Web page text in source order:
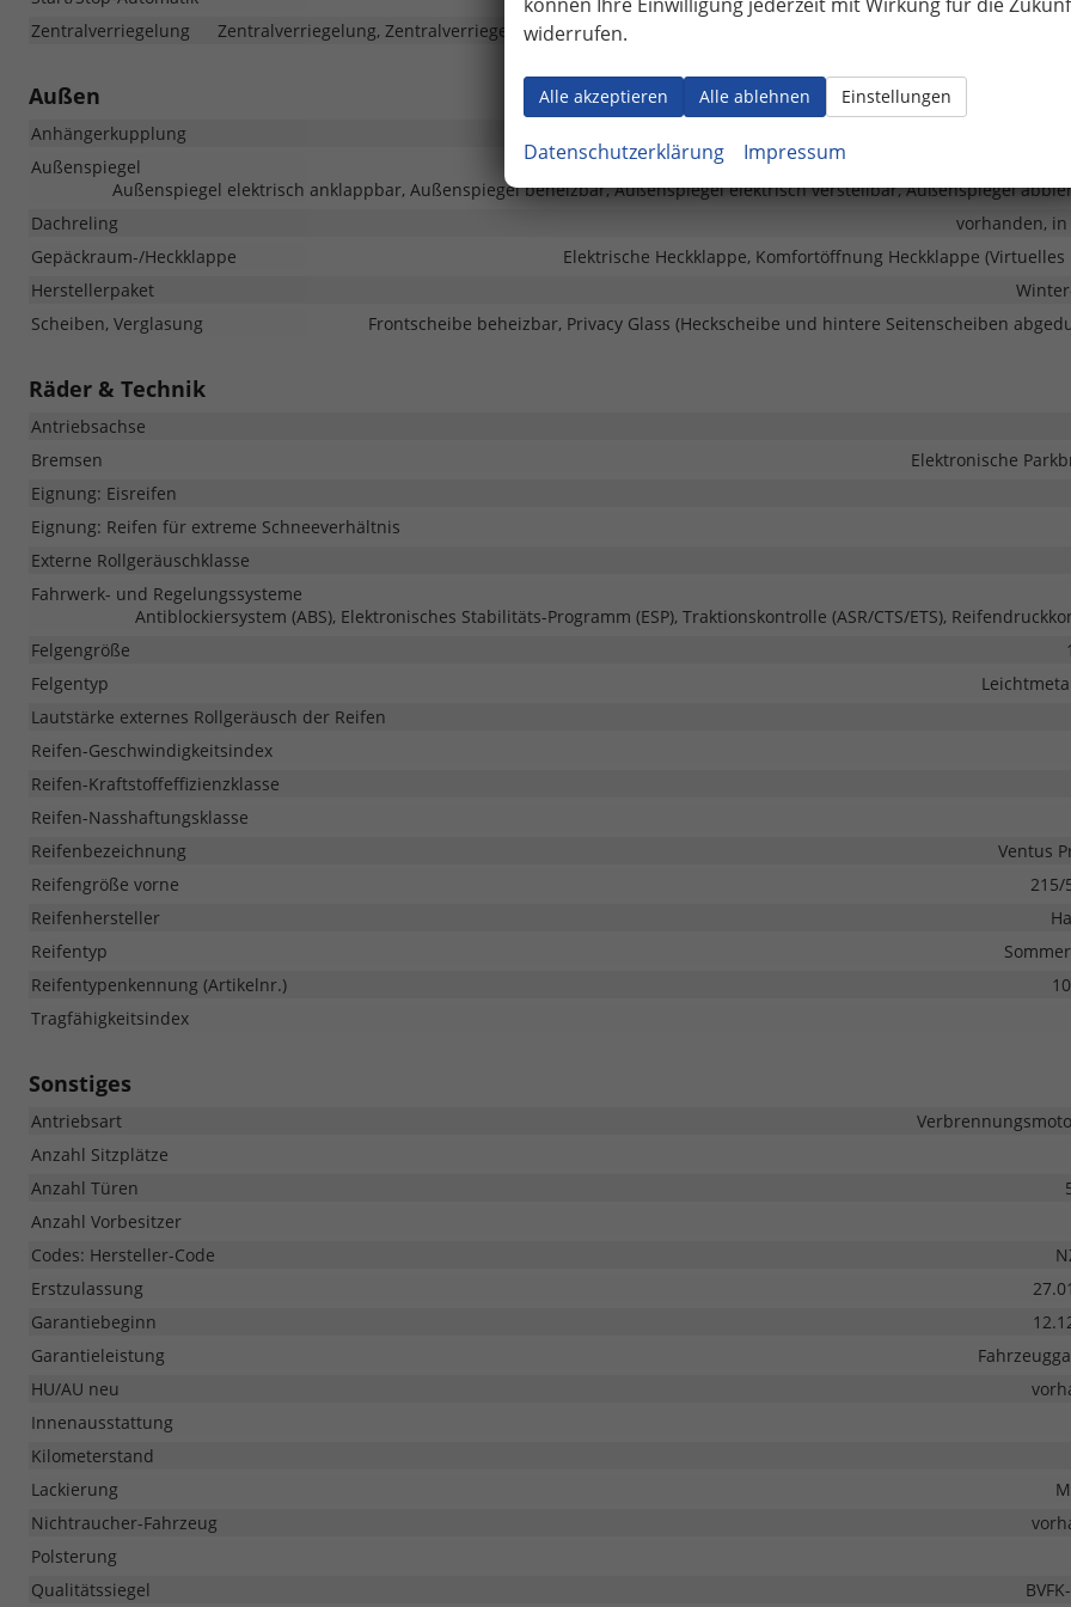
Zentralverriegelung
Zentralverriegelung, Zentralverriegelung mit Funkfernbedienung, Schlüssellose Zentralverriegelung
Außen
Anhängerkupplung
Außenspiegel
Außenspiegel elektrisch anklappbar, Außenspiegel beheizbar, Außenspiegel elektrisch verstellbar, Außenspiegel
Dachreling
vorhanden,
Gepäckraum-/Heckklappe
Elektrische Heckklappe, Komfortöffnung Heckklappe (Virtuelles
Herstellerpaket
Scheiben, Verglasung
Frontscheibe beheizbar, Privacy Glass (Heckscheibe und hintere Seitenscheiben
Räder & Technik
Antriebsachse
Bremsen
Elektronische
Eignung: Eisreifen
Eignung: Reifen für extreme Schneeverhältnis
Externe Rollgeräuschklasse
Fahrwerk- und Regelungssysteme
Antiblockiersystem (ABS), Elektronisches Stabilitäts-Programm (ESP), Traktionskontrolle (ASR/CTS/ETS),
Felgengröße
Felgentyp
Lautstärke externes Rollgeräusch der Reifen
Reifen-Geschwindigkeitsindex
Reifen-Kraftstoffeffizienzklasse
Reifen-Nasshaftungsklasse
Reifenbezeichnung
Ventus
Reifengröße vorne
215/
Reifenhersteller
Reifentyp
Reifentypenkennung (Artikelnr.)
Tragfähigkeitsindex
Sonstiges
Antriebsart
Anzahl Sitzplätze
Anzahl Türen
Anzahl Vorbesitzer
Codes: Hersteller-Code
Erstzulassung
Garantiebeginn
Garantieleistung
HU/AU neu
Innenausstattung
Kilometerstand
Lackierung
Nichtraucher-Fahrzeug
Polsterung
Qualitätssiegel
widerrufen.
Alle akzeptieren Alle ablehnen Einstellungen
Datenschutzerklärung Impressum